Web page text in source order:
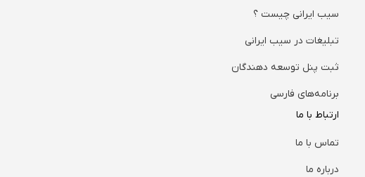
سیب ایرانی چیست ؟
تبلیغات در سیب ایرانی
ثبت پنل توسعه دهندگان
برنامه‌های فارسی
ارتباط با ما
تماس با ما
درباره ما